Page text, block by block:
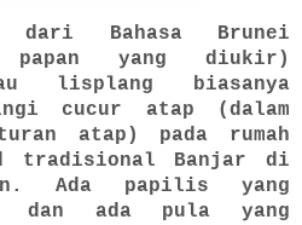
dari Bahasa Brunei
yang diukir)
lisplang biasanya
cucur atap (dalam
atap) pada rumah
tradisional Banjar di
Ada papilis yang
dan ada pula yang